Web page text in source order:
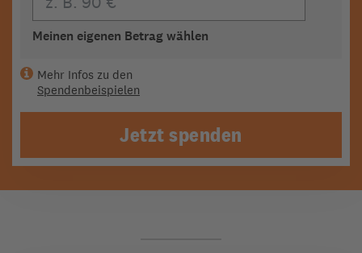
Meinen eigenen Betrag wählen
Mehr Infos zu den
Spendenbeispielen
Jetzt spenden